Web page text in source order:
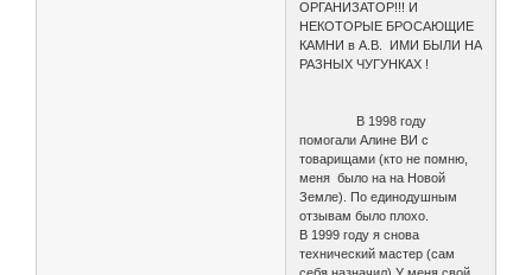
ОРГАНИЗАТОР!!! И
НЕКОТОРЫЕ БРОСАЮЩИЕ
КАМНИ в А.В. ИМИ БЫЛИ НА
РАЗНЫХ ЧУГУНКАХ !
В 1998 году
помогали Алине ВИ с
товарищами (кто не помню,
меня было на на Новой
Земле). По единодушным
отзывам было плохо.
В 1999 году я снова
технический мастер (сам